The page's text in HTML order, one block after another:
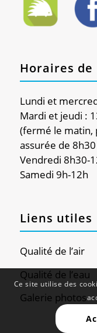
Horaires
Lundi et
Mardi et jeudi :
(fermé le matin,
assurée de
Vendredi 8h30-
Samedi 9h-12h
Liens utiles
Qualité de l’air
Qualité de l’eau
Galerie photos
Ce site utilise des